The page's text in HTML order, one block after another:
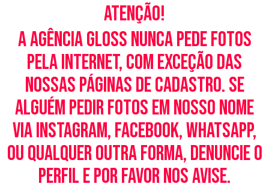
Atenção!
A Agência Gloss nunca pede fotos
pela Internet, com exceção das
nossas páginas de cadastro. Se
alguém pedir fotos em nosso nome
via Instagram, Facebook, WhatsApp,
ou qualquer outra forma, denuncie o
perfil e por favor nos avise.